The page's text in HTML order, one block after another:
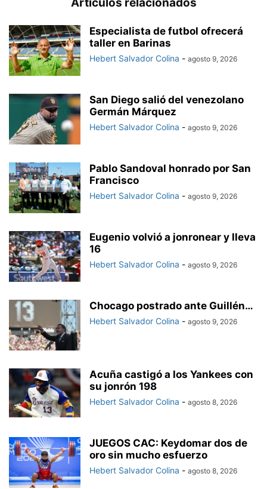
Artículos relacionados
Especialista de futbol ofrecerá
taller en Barinas
Hebert Salvador Colina - agosto 9, 2026
San Diego salió del venezolano
Germán Márquez
Hebert Salvador Colina - agosto 9, 2026
Pablo Sandoval honrado por San
Francisco
Hebert Salvador Colina - agosto 9, 2026
Eugenio volvió a jonronear y lleva
16
Hebert Salvador Colina - agosto 9, 2026
Chocago postrado ante Guillén…
Hebert Salvador Colina - agosto 9, 2026
Acuña castigó a los Yankees con
su jonrón 198
Hebert Salvador Colina - agosto 8, 2026
JUEGOS CAC: Keydomar dos de
oro sin mucho esfuerzo
Hebert Salvador Colina - agosto 8, 2026